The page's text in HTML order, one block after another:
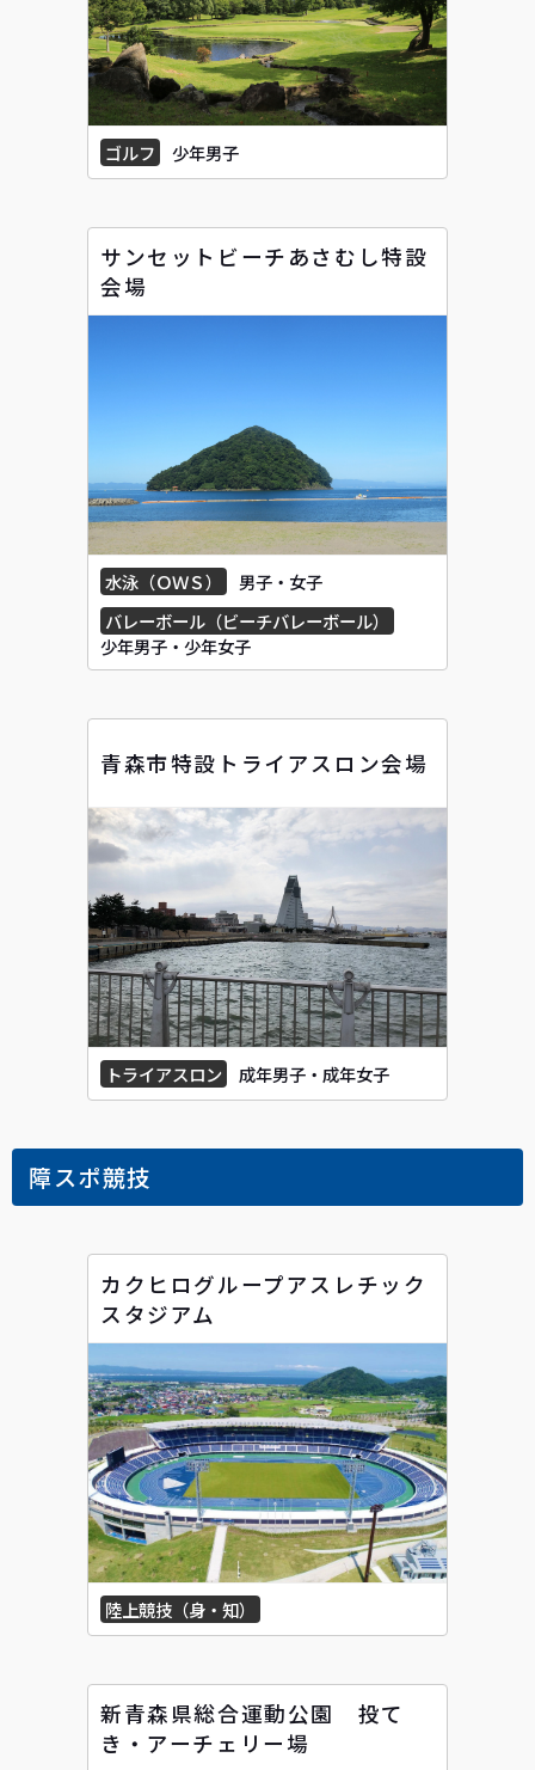
ゴルフ 少年男子
サンセットビーチあさむし特設
会場
水泳（ＯＷＳ）
男子・女子
バレーボール（ビーチバレーボール）
少年男子・少年女子
青森市特設トライアスロン会場
トライアスロン 成年男子・成年女子
障スポ競技
カクヒログループアスレチック
スタジアム
陸上競技（身・知）
新青森県総合運動公園 投て
き・アーチェリー場